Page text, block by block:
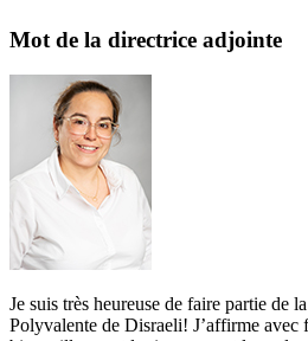
Mot de la directrice adjointe
Je suis très heureuse de faire partie de
Polyvalente de Disraeli! J’affirme avec